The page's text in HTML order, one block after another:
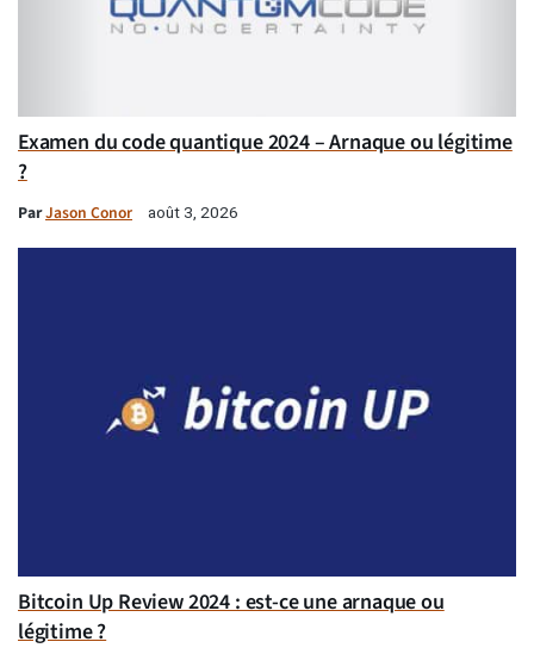
Examen du code quantique 2024 – Arnaque ou légitime
?
ParJason Conor août 3, 2026
Bitcoin Up Review 2024 : est-ce une arnaque ou
légitime ?